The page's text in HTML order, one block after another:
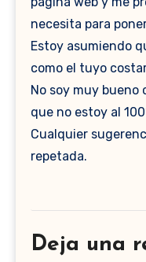
necesita para
Estoy asumiendo
como el tuyo
No soy muy bueno
que no estoy al
Cualquier
repetada.
Deja una